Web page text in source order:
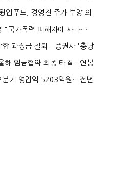
입푸드, 경영진 주가 부양 의
가...
"국가폭력 피해자에 사과…
사로 진...
합 과징금 철퇴…증권사 '충당
려...
해 임금협약 최종 타결…연봉
·격려...
분기 영업익 5203억원…전년